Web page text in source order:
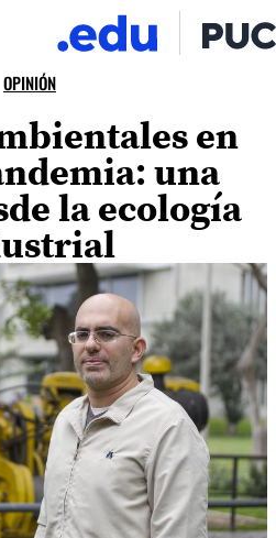
OPINIÓN
en
una
la ecología